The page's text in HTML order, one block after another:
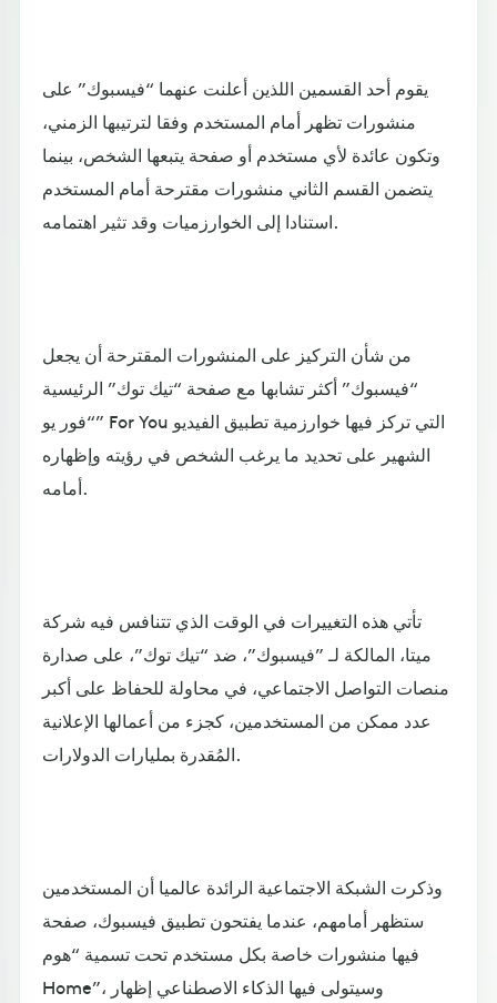
يقوم أحد القسمين اللذين أعلنت عنهما “فيسبوك” على
منشورات تظهر أمام المستخدم وفقا لترتيبها الزمني،
وتكون عائدة لأي مستخدم أو صفحة يتبعها الشخص، بينما
يتضمن القسم الثاني منشورات مقترحة أمام المستخدم
استنادا إلى الخوارزميات وقد تثير اهتمامه.
من شأن التركيز على المنشورات المقترحة أن يجعل
“فيسبوك” أكثر تشابها مع صفحة “تيك توك” الرئيسية
“فور يو” For You التي تركز فيها خوارزمية تطبيق الفيديو
الشهير على تحديد ما يرغب الشخص في رؤيته وإظهاره
أمامه.
تأتي هذه التغييرات في الوقت الذي تتنافس فيه شركة
ميتا، المالكة لـ ”فيسبوك”، ضد “تيك توك”، على صدارة
منصات التواصل الاجتماعي، في محاولة للحفاظ على أكبر
عدد ممكن من المستخدمين، كجزء من أعمالها الإعلانية
المُقدرة بمليارات الدولارات.
وذكرت الشبكة الاجتماعية الرائدة عالميا أن المستخدمين
ستظهر أمامهم، عندما يفتحون تطبيق فيسبوك، صفحة
فيها منشورات خاصة بكل مستخدم تحت تسمية “هوم
Home”، وسيتولى فيها الذكاء الاصطناعي إظهار